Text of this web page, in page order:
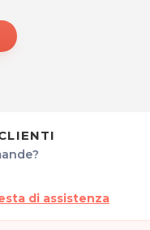
traumi, deformazioni e/o
di ricostruzione
e attrezzatura per
di assistenza